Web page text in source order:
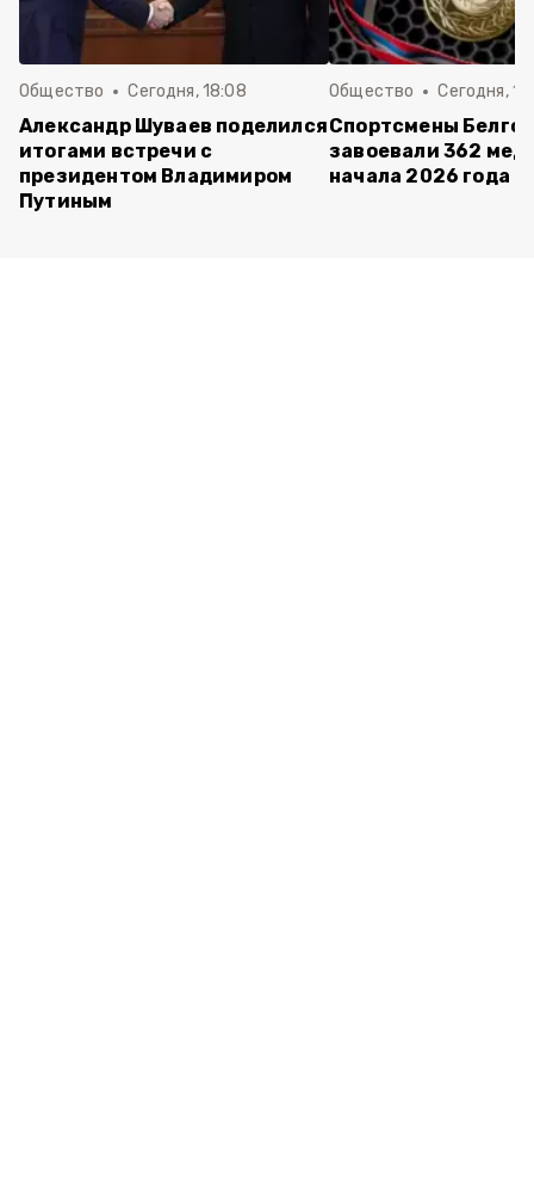
Общество Сегодня, 18:08
Александр Шуваев поделился
итогами встречи с
президентом Владимиром
Путиным
Общество Сегодня,
Спортсмены
завоевали 362
начала 2026 года